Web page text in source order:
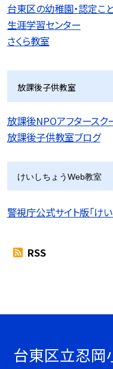
台東区の幼稚園・認定こ
生涯学習センター
さくら教室
放課後子供教室
放課後NPOアフタースク
放課後子供教室ブログ
けいしちょうWeb教室
警視庁公式サイト版「け
RSS
台東区立忍岡